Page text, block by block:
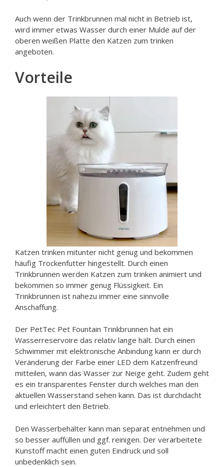
Auch wenn der Trinkbrunnen mal nicht in Betrieb ist,
wird immer etwas Wasser durch einer Mulde auf der
oberen weißen Platte den Katzen zum trinken
angeboten.
Vorteile
Katzen trinken mitunter nicht genug und bekommen
häufig Trockenfutter hingestellt. Durch einen
Trinkbrunnen werden Katzen zum trinken animiert und
bekommen so immer genug Flüssigkeit. Ein
Trinkbrunnen ist nahezu immer eine sinnvolle
Anschaffung.
Der PetTec Pet Fountain Trinkbrunnen hat ein
Wasserreservoire das relativ lange hält. Durch einen
Schwimmer mit elektronische Anbindung kann er durch
Veränderung der Farbe einer LED dem Katzenfreund
mitteilen, wann das Wasser zur Neige geht. Zudem geht
es ein transparentes Fenster durch welches man den
aktuellen Wasserstand sehen kann. Das ist durchdacht
und erleichtert den Betrieb.
Den Wasserbehälter kann man separat entnehmen und
so besser auffüllen und ggf. reinigen. Der verarbeitete
Kunstoff macht einen guten Eindruck und soll
unbedenklich sein.